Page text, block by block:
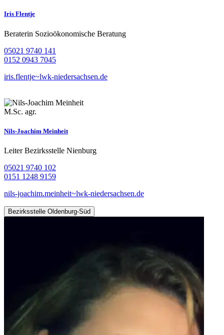
Iris Flentje
Beraterin Sozioökonomische Beratung
05021 9740 141
0152 0943 7045
iris.flentje~lwk-niedersachsen.de
M.Sc. agr.
Nils-Joachim Meinheit
Leiter Bezirksstelle Nienburg
05021 9740 102
0151 1248 9159
nils-joachim.meinheit~lwk-niedersachsen.de
Bezirksstelle Oldenburg-Süd